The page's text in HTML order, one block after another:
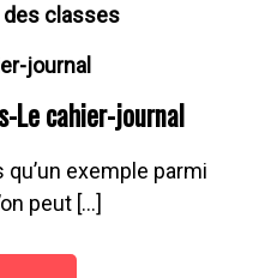
des classes
journal
Le cahier-journal
exemple parmi
peut […]